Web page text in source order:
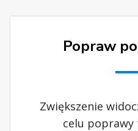
Popraw
Zwiększenie
celu